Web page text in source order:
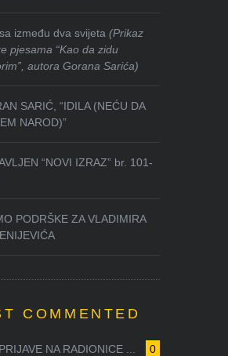
između dva svijeta(Prikaz
pjesama “Kao da zidu
autora Gorana Sarića)
SARIĆ, “IDILA (NEĆU DA
NAROD)”
“NOVI IZRAZ” br. 101-
PODRŠKE ZA VLADIMIRA
COMMENTED
0
NA RADIONICE ...